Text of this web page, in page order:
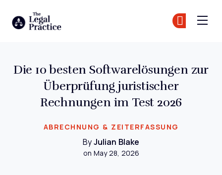
ABRECHNUNG & ZEITERFASSUNG
Die 10 besten Softwarelösungen zur
Überprüfung juristischer
Rechnungen im Test 2026
By Julian Blake
on May 28, 2026